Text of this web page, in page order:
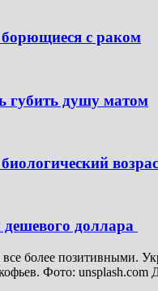
с раком
губить душу матом
доллара
более позитивными.
Фото: unsplash.com